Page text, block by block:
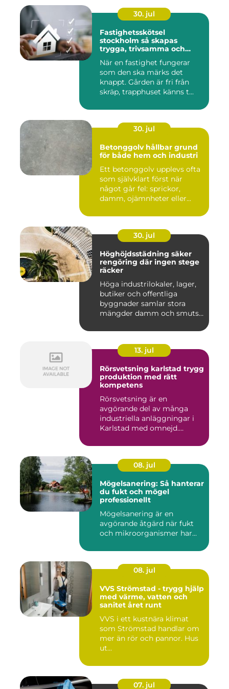
30. jul
Fastighetsskötsel
stockholm så skapas
trygga, trivsamma och
När en fastighet fungerar
som den ska märks det
knappt. Gården är fri från
skräp, trapphuset känns t...
30. jul
Betonggolv hållbar grund
för både hem och industri
Ett betonggolv upplevs ofta
som självklart först när
något går fel: sprickor,
damm, ojämnheter eller...
30. jul
Höghöjdsstädning säker
rengöring där ingen stege
räcker
Höga industrilokaler, lager,
butiker och offentliga
byggnader samlar stora
mängder damm och smuts
13. jul
Rörsvetsning karlstad trygg
produktion med rätt
kompetens
Rörsvetsning är en
avgörande del av många
industriella anläggningar i
Karlstad med omnejd.
08. jul
Mögelsanering: Så hanterar
du fukt och mögel
professionellt
Mögelsanering är en
avgörande åtgärd när fukt
och mikroorganismer har...
08. jul
VVS Strömstad - trygg hjälp
med värme, vatten och
sanitet året runt
VVS i ett kustnära klimat
som Strömstad handlar om
mer än rör och pannor. Hus
ut...
07. jul